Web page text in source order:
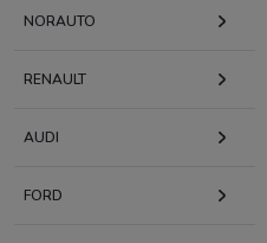
NORAUTO
RENAULT
AUDI
FORD